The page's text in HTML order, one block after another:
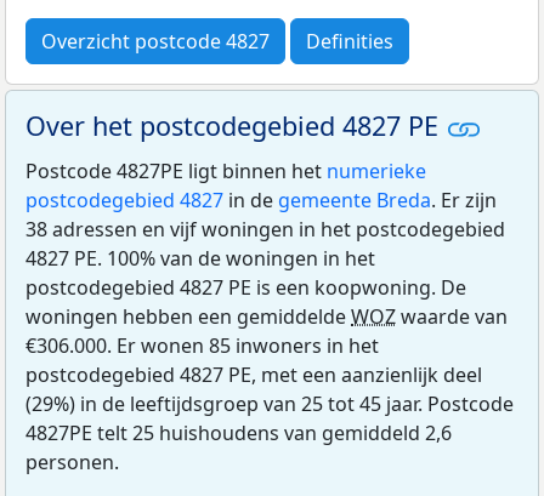
Overzicht postcode 4827 Definities
Over het postcodegebied 4827 PE
Postcode 4827PE ligt binnen het numerieke
postcodegebied 4827 in de gemeente Breda. Er zijn
38 adressen en vijf woningen in het postcodegebied
4827 PE. 100% van de woningen in het
postcodegebied 4827 PE is een koopwoning. De
woningen hebben een gemiddeldeWOZwaarde van
€306.000. Er wonen 85 inwoners in het
postcodegebied 4827 PE, met een aanzienlijk deel
(29%) in de leeftijdsgroep van 25 tot 45 jaar. Postcode
4827PE telt 25 huishoudens van gemiddeld 2,6
personen.